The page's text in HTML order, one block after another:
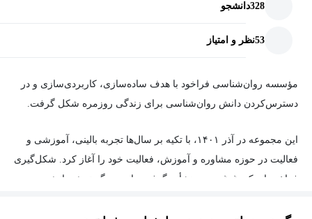
328دانشجو
53نظر و امتیاز
مؤسسه روان‌شناسی فراخود با هدف ساده‌سازی، کاربردی‌سازی و در
دسترس‌کردن دانش روان‌شناسی برای زندگی روزمره شکل گرفت.
این مجموعه در آذر ۱۴۰۱، با تکیه بر سال‌ها تجربه بالینی، آموزشی و
فعالیت در حوزه مشاوره و آموزش، فعالیت خود را آغاز کرد. شکل‌گیری
فراخود از یک دغدغه جدی نشأت گرفت: با وجود گسترش دانش